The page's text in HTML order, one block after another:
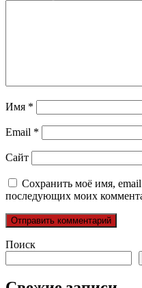
Имя *
Email *
Сайт
Сохранить моё имя, email
последующих моих
Поиск